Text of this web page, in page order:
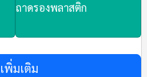
ถาดรองพลาสติก
พิ่มเติม